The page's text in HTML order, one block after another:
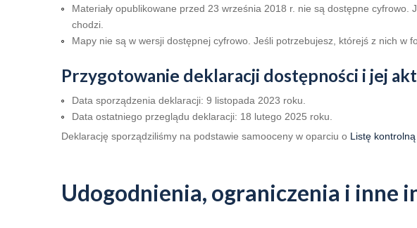
Materiały opublikowane przed 23 września 2018 r. nie są dostępne
chodzi.
Mapy nie są w wersji dostępnej cyfrowo. Jeśli potrzebujesz, którejś z nich w
Przygotowanie deklaracji dostępności i jej
Data sporządzenia deklaracji: 9 listopada 2023 roku.
Data ostatniego przeglądu deklaracji: 18 lutego 2025 roku.
Deklarację sporządziliśmy na podstawie samooceny w oparciu o Listę
Udogodnienia, ograniczenia i inne